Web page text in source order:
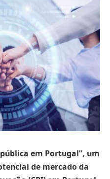
em Portugal”, um
de mercado da